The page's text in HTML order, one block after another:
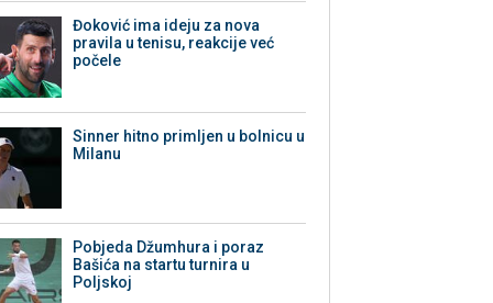
Đoković ima ideju za nova
pravila u tenisu, reakcije već
počele
Sinner hitno primljen u bolnicu u
Milanu
Pobjeda Džumhura i poraz
Bašića na startu turnira u
Poljskoj